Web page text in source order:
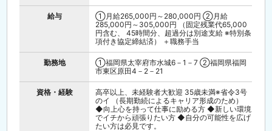
給与
①月給265,000円～280,000円 ②月給
285,000円～305,000円 （固定残業代65,000
円含む、 45時間分、超過分は別途支給 ※特別条
項付き協定締結済） ＋職務手当
勤務地
①福岡県太宰府市水城6－1－7 ②福岡県福岡
市東区原田4－2－21
資格・経験
高卒以上、未経験者大歓迎 35歳未満※省令3号
のイ （長期勤続によるキャリア形成のため）
◆向上心を持って仕事に励める方 ◆新しい環境
でイチから頑張りたい方 ◆自分の可能性を広げ
たい方は必見です。